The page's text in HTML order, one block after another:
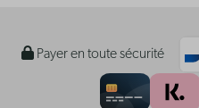
Payer en toute sécurité